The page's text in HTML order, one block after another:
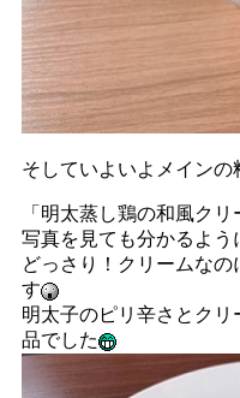
そしていよいよメインの
「明太蒸し鶏の和風クリ
写真を見ても分かるよ
どっさり！クリームな
す
明太子のピリ辛さとク
品でした